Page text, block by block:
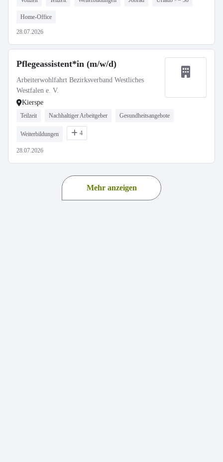
Home-Office
28.07.2026
Pflegeassistent*in (m/w/d)
Arbeiterwohlfahrt Bezirksverband Westliches
Westfalen e. V.
Kierspe
Teilzeit Nachhaltiger Arbeitgeber Gesundheitsangebote
Weiterbildungen 4
28.07.2026
Mehr anzeigen